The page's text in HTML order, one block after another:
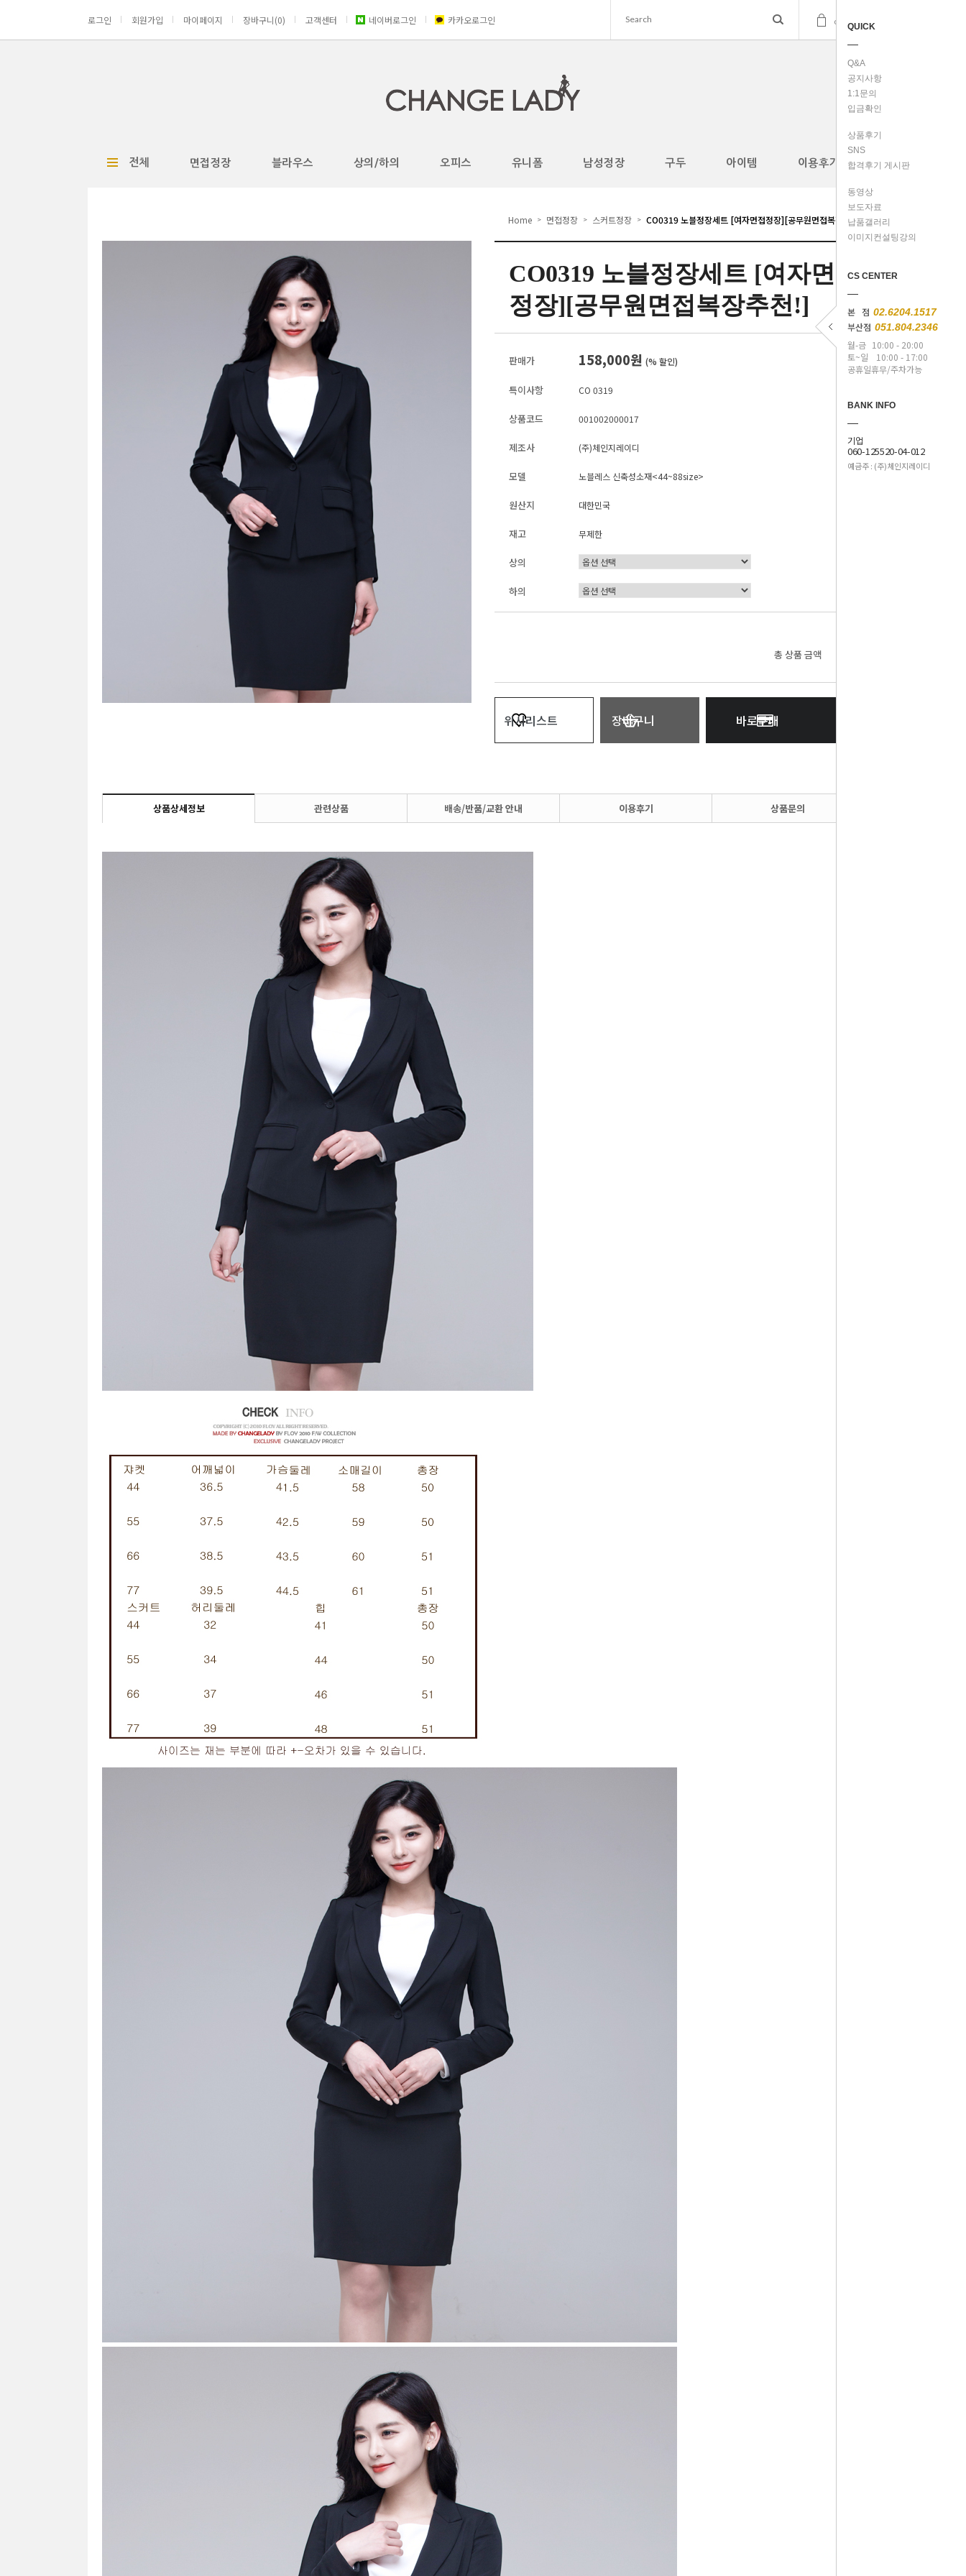
QUICK
Q&A
공지사항
1:1문의
입금확인
상품후기
SNS
합격후기 게시판
동영상
보도자료
납품갤러리
이미지컨설팅강의
CS CENTER
본 점 02.6204.1517
부산점 051.804.2346
월-금 10:00 - 20:00
토~일
10:00 - 17:00
공휴일휴무/주차가능
BANK INFO
기업
060-125520-04-012
예금주 : (주)체인지레이디
로그인 회원가입 마이페이지 장바구니(0) 고객센터 네이버로그인 카카오로그인 cart(0)
전체 면접정장 블라우스 상의/하의 오피스 유니폼 남성정장 구두 아이템 이용후기
Home > 면접정장 > 스커트정장 > CO0319 노블정장세트 [여자면접정장][공무원면접복장추천!]
CO0319 노블정장세트 [여자면접
정장][공무원면접복장추천!]
판매가 158,000원 (% 할인)
특이사항 CO 0319
상품코드 001002000017
제조사 (주)체인지레이디
모델 노블레스 신축성소재<44~88size>
원산지 대한민국
재고 무제한
상의
하의
총 상품 금액
위시리스트 장바구니 바로구매
상품상세정보 관련상품 배송/반품/교환 안내 이용후기 상품문의